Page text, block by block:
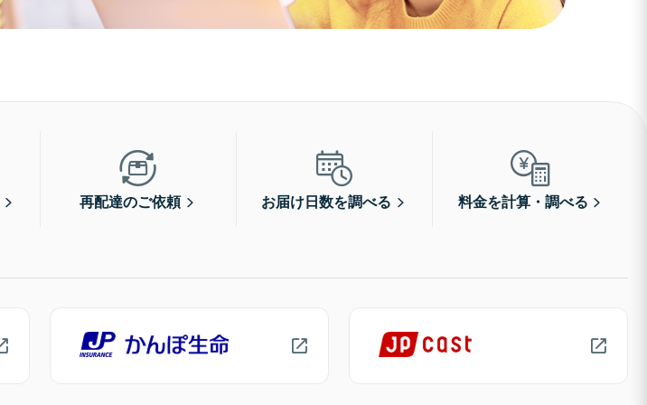
再配達のご依頼 お届け日数を調べる 料金を計算・調べる